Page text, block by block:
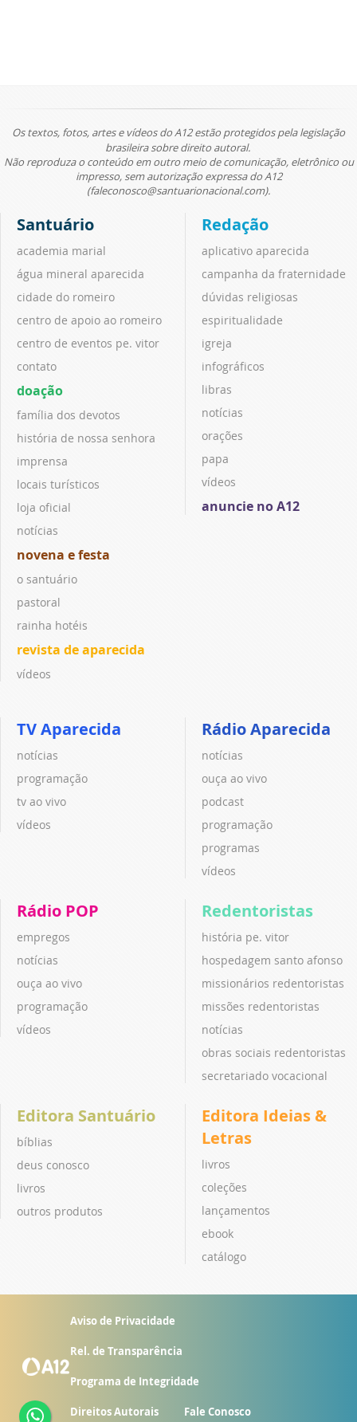
Os textos, fotos, artes e vídeos do A12 estão protegidos pela legislação
brasileira sobre direito autoral.
Não reproduza o conteúdo em outro meio de comunicação, eletrônico ou
impresso, sem autorização expressa do A12
(faleconosco@santuarionacional.com).
Santuário
academia marial
água mineral aparecida
cidade do romeiro
centro de apoio ao romeiro
centro de eventos pe. vitor
contato
doação
família dos devotos
história de nossa senhora
imprensa
locais turísticos
loja oficial
notícias
novena e festa
o santuário
pastoral
rainha hotéis
revista de aparecida
vídeos
Redação
aplicativo aparecida
campanha da fraternidade
dúvidas religiosas
espiritualidade
igreja
infográficos
libras
notícias
orações
papa
vídeos
anuncie no A12
TV Aparecida
notícias
programação
tv ao vivo
vídeos
Rádio Aparecida
notícias
ouça ao vivo
podcast
programação
programas
vídeos
Rádio POP
empregos
notícias
ouça ao vivo
programação
vídeos
Redentoristas
história pe. vitor
hospedagem santo afonso
missionários redentoristas
missões redentoristas
notícias
obras sociais redentoristas
secretariado vocacional
Editora Santuário
bíblias
deus conosco
livros
outros produtos
Editora Ideias &
Letras
livros
coleções
lançamentos
ebook
catálogo
Aviso de Privacidade
Rel. de Transparência
Programa de Integridade
Direitos Autorais Fale Conosco